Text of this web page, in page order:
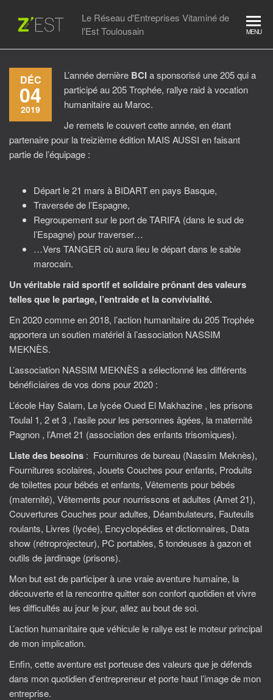
content
Le Réseau d'Entreprises Vitaminé de
l'Est Toulousain
MENU
DÉC
04
2019
L’année dernière BCIa sponsorisé une 205 qui a
participé au 205 Trophée, rallye raid à vocation
humanitaire au Maroc.
Je remets le couvert cette année, en étant
partenaire pour la treizième édition MAIS AUSSI en faisant
partie de l’équipage :
Départ le 21 mars à BIDART en pays Basque,
Traversée de l’Espagne,
Regroupement sur le port de TARIFA (dans le sud de
l’Espagne) pour traverser…
…Vers TANGER où aura lieu le départ dans le sable
marocain.
Un véritable raid sportif et solidaire prônant des valeurs
telles que le partage, l’entraide et la convivialité.
En 2020 comme en 2018, l’action humanitaire du 205 Trophée
apportera un soutien matériel à l’association NASSIM
MEKNÈS.
L’association NASSIM MEKNÈS a sélectionné les différents
bénéficiaires de vos dons pour 2020 :
L’école Hay Salam, Le lycée Oued El Makhazine , les prisons
Toulal 1, 2 et 3 , l’asile pour les personnes âgées, la maternité
Pagnon , l’Amet 21 (association des enfants trisomiques).
Liste des besoins : Fournitures de bureau (Nassim Meknès),
Fournitures scolaires, Jouets Couches pour enfants, Produits
de toilettes pour bébés et enfants, Vêtements pour bébés
(maternité), Vêtements pour nourrissons et adultes (Amet 21),
Couvertures Couches pour adultes, Déambulateurs, Fauteuils
roulants, Livres (lycée), Encyclopédies et dictionnaires, Data
show (rétroprojecteur), PC portables, 5 tondeuses à gazon et
outils de jardinage (prisons).
Mon but est de participer à une vraie aventure humaine, la
découverte et la rencontre quitter son confort quotidien et vivre
les difficultés au jour le jour, allez au bout de soi.
L’action humanitaire que véhicule le rallye est le moteur principal
de mon implication.
Enfin, cette aventure est porteuse des valeurs que je défends
dans mon quotidien d’entrepreneur et porte haut l’image de mon
entreprise.